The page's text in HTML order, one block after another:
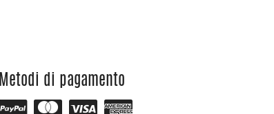
Metodi di pagamento